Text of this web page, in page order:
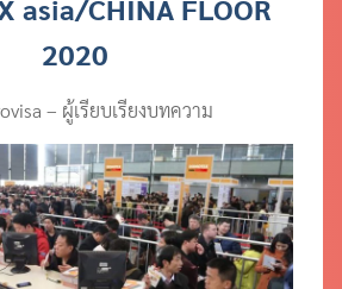
asia/CHINA FLOOR
2020
– ผู้เรียบเรียงบทความ